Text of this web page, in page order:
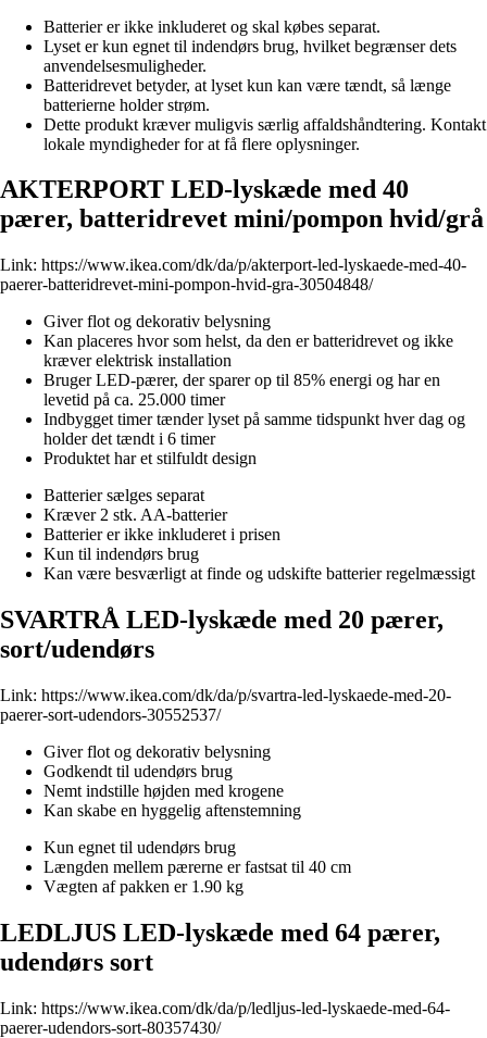
Batterier er ikke inkluderet og skal købes separat.
Lyset er kun egnet til indendørs brug, hvilket begrænser dets
anvendelsesmuligheder.
Batteridrevet betyder, at lyset kun kan være tændt, så længe
batterierne holder strøm.
Dette produkt kræver muligvis særlig affaldshåndtering. Kontakt
lokale myndigheder for at få flere oplysninger.
AKTERPORT LED-lyskæde med 40
pærer, batteridrevet mini/pompon hvid/grå
Link: https://www.ikea.com/dk/da/p/akterport-led-lyskaede-med-40-
paerer-batteridrevet-mini-pompon-hvid-gra-30504848/
Giver flot og dekorativ belysning
Kan placeres hvor som helst, da den er batteridrevet og ikke
kræver elektrisk installation
Bruger LED-pærer, der sparer op til 85% energi og har en
levetid på ca. 25.000 timer
Indbygget timer tænder lyset på samme tidspunkt hver dag og
holder det tændt i 6 timer
Produktet har et stilfuldt design
Batterier sælges separat
Kræver 2 stk. AA-batterier
Batterier er ikke inkluderet i prisen
Kun til indendørs brug
Kan være besværligt at finde og udskifte batterier regelmæssigt
SVARTRÅ LED-lyskæde med 20 pærer,
sort/udendørs
Link: https://www.ikea.com/dk/da/p/svartra-led-lyskaede-med-20-
paerer-sort-udendors-30552537/
Giver flot og dekorativ belysning
Godkendt til udendørs brug
Nemt indstille højden med krogene
Kan skabe en hyggelig aftenstemning
Kun egnet til udendørs brug
Længden mellem pærerne er fastsat til 40 cm
Vægten af pakken er 1.90 kg
LEDLJUS LED-lyskæde med 64 pærer,
udendørs sort
Link: https://www.ikea.com/dk/da/p/ledljus-led-lyskaede-med-64-
paerer-udendors-sort-80357430/